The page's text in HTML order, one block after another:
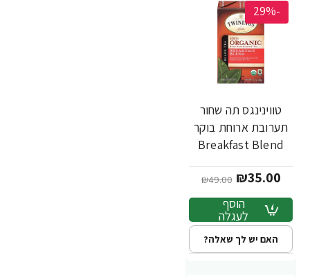
-29%
טווינינגס תה שחור
תערובת ארוחת בוקר
Breakfast Blend
מבית Twinings
₪35.00
₪49.00
הוסף
לעגלה
האם יש לך שאלה?